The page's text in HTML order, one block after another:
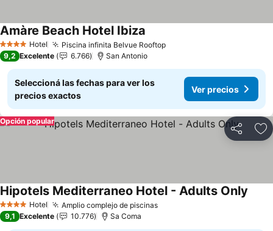
4 EstrellasHotel Piscina infinita Belvue RooftopVer precios
Amàre Beach Hotel Ibiza
9,2 Excelente 6.766 San Antonio
Seleccioná las fechas para ver los
precios exactos
Ver precios
Compartir
Opción popular
4 EstrellasHotel Amplio complejo de piscinasVer precios
Hipotels Mediterraneo Hotel - Adults Only
9,1 Excelente 10.776 Sa Coma